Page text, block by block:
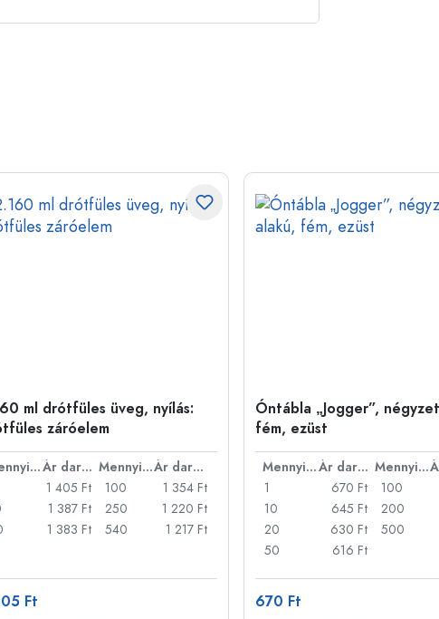
ml drótfüles üveg, nyílás:
záróelem
Mennyiség Ár darabonként Mennyiség
Ár darabonként
1 405 Ft
1 387 Ft
1 383 Ft
100
1 354 Ft
250
1 220 Ft
540
1 217 Ft
Ft
Óntábla „Jogger”,
fém, ezüst
Mennyiség Ár darabonként Mennyiség
1
670 Ft
10
645 Ft
20
630 Ft
50
616 Ft
100
200
500
670 Ft